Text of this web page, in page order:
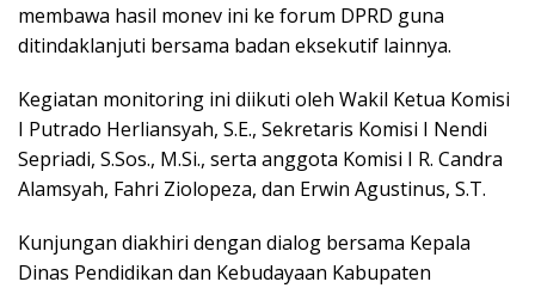
membawa hasil monev ini ke forum DPRD guna
ditindaklanjuti bersama badan eksekutif lainnya.
Kegiatan monitoring ini diikuti oleh Wakil Ketua Komisi
I Putrado Herliansyah, S.E., Sekretaris Komisi I Nendi
Sepriadi, S.Sos., M.Si., serta anggota Komisi I R. Candra
Alamsyah, Fahri Ziolopeza, dan Erwin Agustinus, S.T.
Kunjungan diakhiri dengan dialog bersama Kepala
Dinas Pendidikan dan Kebudayaan Kabupaten